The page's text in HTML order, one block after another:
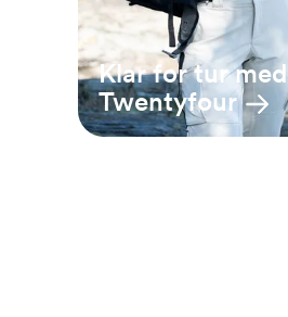
Klar for tur med
Twentyfour